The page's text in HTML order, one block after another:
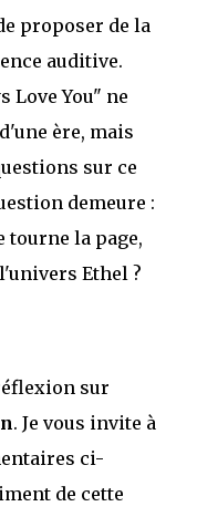
proposer de la
auditive.
Love You" ne
ère, mais
sur ce
demeure :
tourne la page,
Ethel ?
sur
. Je vous invite à
ci-
de cette